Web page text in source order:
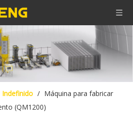
Indefinido / Máquina para fabricar
(QM1200)